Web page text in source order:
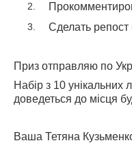
Сделать репост
Приз отправляю по
Набір з 10 унікальних
доведеться до місця
Ваша Тетяна